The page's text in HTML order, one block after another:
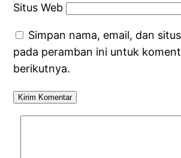
Situs Web
Simpan nama, email, dan
pada peramban ini untuk
berikutnya.